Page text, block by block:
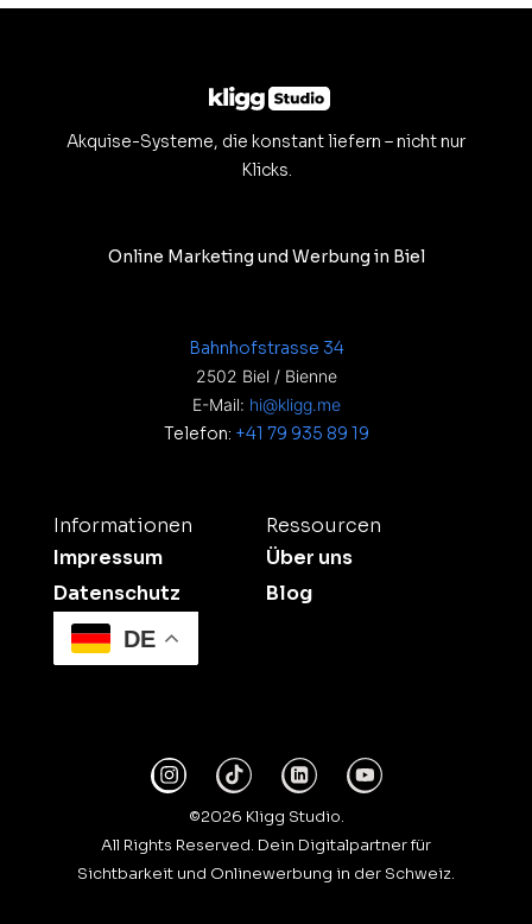
Akquise-Systeme, die konstant liefern – nicht nur
Klicks.
Online Marketing und Werbung in Biel
Bahnhofstrasse 34
2502 Biel / Bienne
E-Mail: hi@kligg.me
Telefon: +41 79 935 89 19
Informationen
Impressum
Datenschutz
Ressourcen
Über uns
Blog
DE
©2026 Kligg Studio.
All Rights Reserved. Dein Digitalpartner für
Sichtbarkeit und Onlinewerbung in der Schweiz.